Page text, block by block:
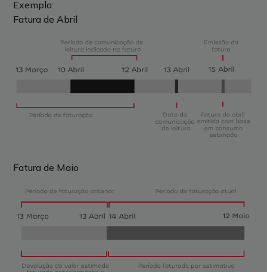
Exemplo:
Fatura de Abril
Fatura de Maio